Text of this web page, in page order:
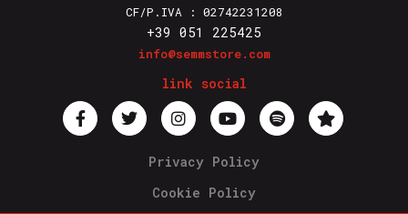
CF/P.IVA : 02742231208
+39 051 225425
info@semmstore.com
link social
Privacy Policy
Cookie Policy